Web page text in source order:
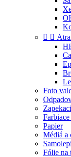
 
Foto
Papier
Médiá a
Fólie na